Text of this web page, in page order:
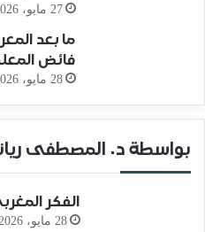
27 مايو، 2026
ما بعد
فائض
28 مايو، 2026
بواسطة د. المصطفى
الفكر
28 مايو، 2026